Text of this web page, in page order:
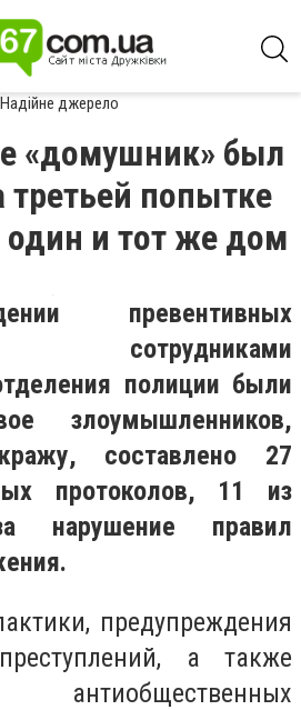
Надійне джерело
«домушник» был
попытке
один и тот же дом
превентивных
сотрудниками
полиции были
злоумышленников,
составлено 27
протоколов, 11 из
нарушение правил
предупреждения
а также